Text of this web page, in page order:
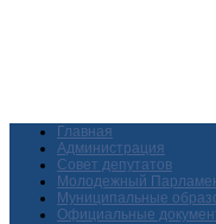
Главная
Администрация
Совет депутатов
Молодежный
Муниципальные
Официальные